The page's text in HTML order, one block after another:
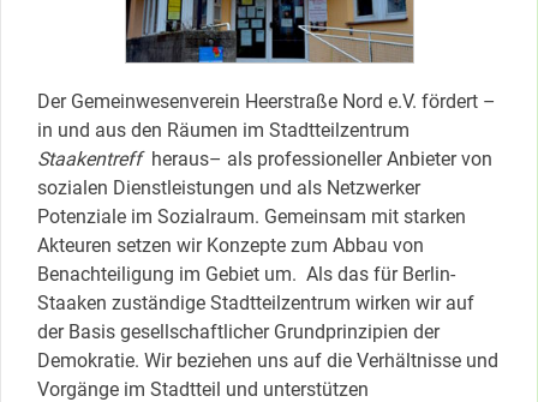
Der Gemeinwesenverein Heerstraße Nord e.V. fördert –
in und aus den Räumen im Stadtteilzentrum
Staakentreffheraus– als professioneller Anbieter von
sozialen Dienstleistungen und als Netzwerker
Potenziale im Sozialraum. Gemeinsam mit starken
Akteuren setzen wir Konzepte zum Abbau von
Benachteiligung im Gebiet um. Als das für Berlin-
Staaken zuständige Stadtteilzentrum wirken wir auf
der Basis gesellschaftlicher Grundprinzipien der
Demokratie. Wir beziehen uns auf die Verhältnisse und
Vorgänge im Stadtteil und unterstützen